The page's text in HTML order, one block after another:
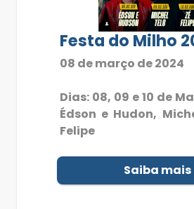
Festa do Milho
08 de março de 2024
Dias: 08, 09 e 10 de
Édson e Hudon,
Felipe
Saiba mais